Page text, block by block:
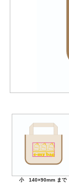
小 140×90mm まで